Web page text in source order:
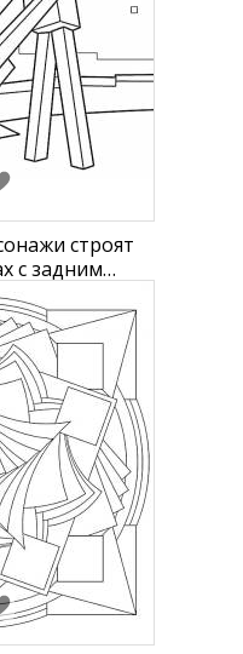
строят
с задним